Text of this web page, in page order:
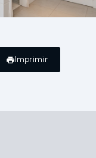
Imprimir